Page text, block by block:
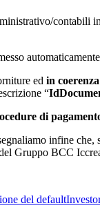
contabili
ed in
“
di
infine
Gruppo BCC
del default